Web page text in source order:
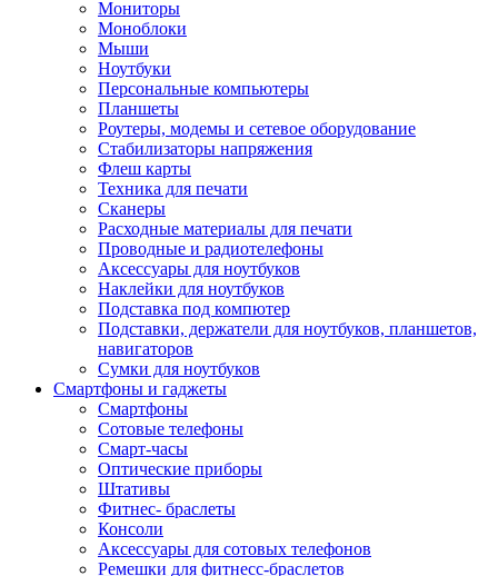
Мониторы
Моноблоки
Мыши
Ноутбуки
Персональные компьютеры
Планшеты
Роутеры, модемы и сетевое оборудование
Стабилизаторы напряжения
Флеш карты
Техника для печати
Сканеры
Расходные материалы для печати
Проводные и радиотелефоны
Аксессуары для ноутбуков
Наклейки для ноутбуков
Подставка под компютер
Подставки, держатели для ноутбуков, планшетов,
навигаторов
Сумки для ноутбуков
Смартфоны и гаджеты
Смартфоны
Сотовые телефоны
Смарт-часы
Оптические приборы
Штативы
Фитнес- браслеты
Консоли
Аксессуары для сотовых телефонов
Ремешки для фитнесс-браслетов